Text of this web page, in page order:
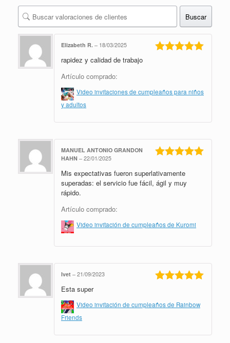
Buscar
Elizabeth R. – 18/03/2025
rapidez y calidad de trabajo
Artículo comprado:
Video invitaciones de cumpleaños para niños
y adultos
5de 5
MANUEL ANTONIO GRANDON
HAHN – 22/01/2025
Mis expectativas fueron superlativamente
superadas: el servicio fue fácil, ágil y muy
rápido.
Artículo comprado:
Video invitación de cumpleaños de Kuromi
Ivet – 21/09/2023
Esta super
Video invitación de cumpleaños de Rainbow
Friends